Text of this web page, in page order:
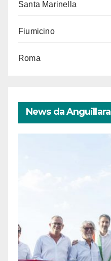
Santa Marinella
Fiumicino
Roma
News da Anguillara